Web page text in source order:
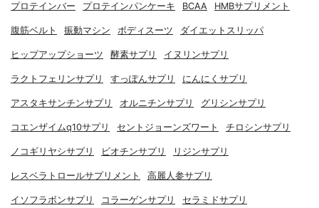
プロテインバー プロテインパンケーキ BCAA HMBサプリメント
腹筋ベルト 振動マシン ボディスーツ ダイエットスリッパ
ヒップアップショーツ 酵素サプリ イヌリンサプリ
ラクトフェリンサプリ すっぽんサプリ にんにくサプリ
アスタキサンチンサプリ オルニチンサプリ グリシンサプリ
コエンザイムq10サプリ セントジョーンズワート チロシンサプリ
ノコギリヤシサプリ ビオチンサプリ リジンサプリ
レスベラトロールサプリメント 高麗人参サプリ
イソフラボンサプリ コラーゲンサプリ セラミドサプリ